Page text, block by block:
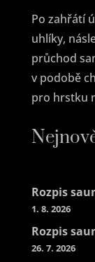
Po zahřátí
uhlíky,
průchod
v podobě
pro hrstku
Rozpis
1. 8. 2026
Rozpis
26. 7. 2026